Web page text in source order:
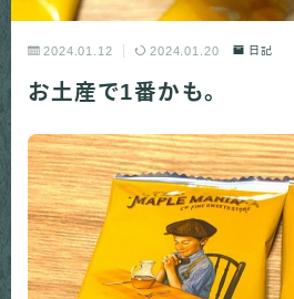
2024.01.12 2024.01.20 日記
お土産で1番かも。